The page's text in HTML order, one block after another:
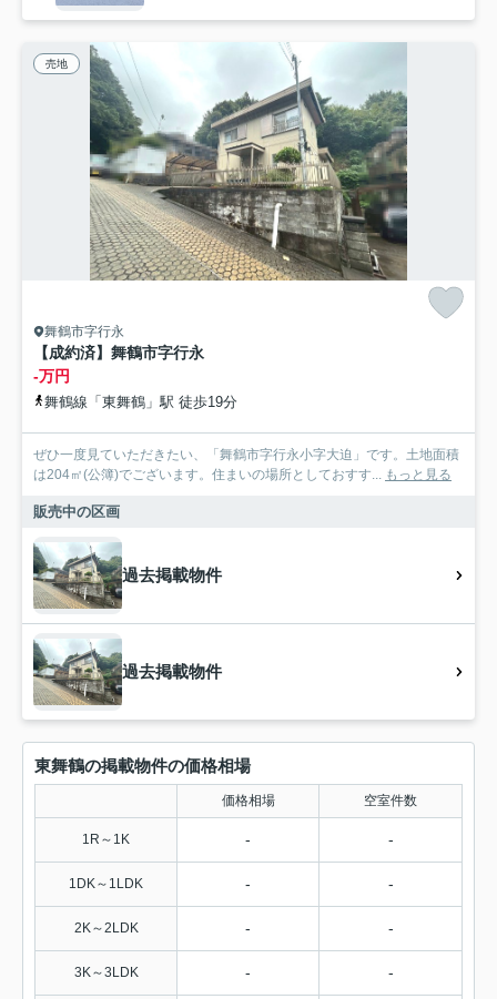
売地
舞鶴市字行永
【成約済】舞鶴市字行永
-万円
舞鶴線「東舞鶴」駅 徒歩19分
ぜひ一度見ていただきたい、「舞鶴市字行永小字大迫」です。土地面積
は204㎡(公簿)でございます。住まいの場所としておすす... もっと見る
販売中の区画
過去掲載物件
過去掲載物件
東舞鶴の掲載物件の価格相場
価格相場 空室件数
1R～1K - -
1DK～1LDK - -
2K～2LDK - -
3K～3LDK - -